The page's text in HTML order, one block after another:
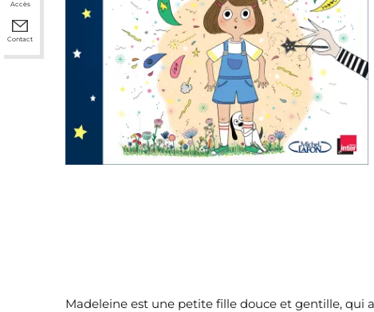
Accès
Contact
Madeleine est une petite fille douce et gentille, qui